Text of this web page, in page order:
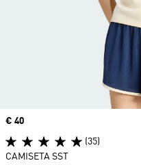
Precio
€ 40
(35)
CAMISETA SST